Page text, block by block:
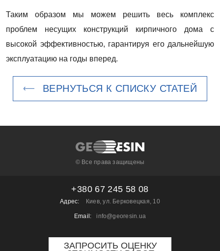
Таким образом мы можем решить весь комплекс
проблем несущих конструкций кирпичного дома с
высокой эффективностью, гарантируя его дальнейшую
эксплуатацию на годы вперед.
ВЕРНУТЬСЯ К СПИСКУ СТАТЕЙ
© Все права защищены
+380 67 245 58 08
Адрес: Киев, ул. Берковецкая, 10
Email: info@georesin.ua
ЗАПРОСИТЬ ОЦЕНКУ